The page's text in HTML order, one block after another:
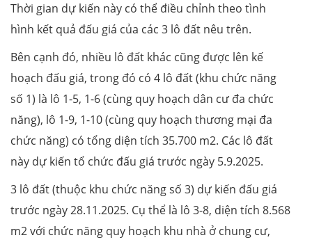
Thời gian dự kiến này có thể điều chỉnh theo tình
hình kết quả đấu giá của các 3 lô đất nêu trên.
Bên cạnh đó, nhiều lô đất khác cũng được lên kế
hoạch đấu giá, trong đó có 4 lô đất (khu chức năng
số 1) là lô 1-5, 1-6 (cùng quy hoạch dân cư đa chức
năng), lô 1-9, 1-10 (cùng quy hoạch thương mại đa
chức năng) có tổng diện tích 35.700 m2. Các lô đất
này dự kiến tổ chức đấu giá trước ngày 5.9.2025.
3 lô đất (thuộc khu chức năng số 3) dự kiến đấu giá
trước ngày 28.11.2025. Cụ thể là lô 3-8, diện tích 8.568
m2 với chức năng quy hoạch khu nhà ở chung cư,